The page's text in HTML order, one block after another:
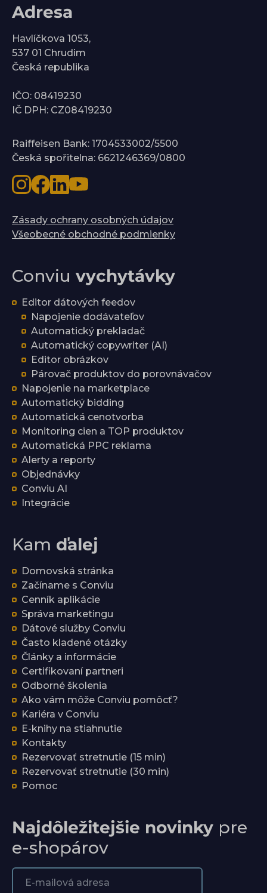
Adresa
Havlíčkova 1053,
537 01 Chrudim
Česká republika
IČO: 08419230
IČ DPH: CZ08419230
Raiffeisen Bank: 1704533002/5500
Česká spořitelna: 6621246369/0800
Zásady ochrany osobných údajov
Všeobecné obchodné podmienky
Conviu vychytávky
Editor dátových feedov
Napojenie dodávateľov
Automatický prekladač
Automatický copywriter (AI)
Editor obrázkov
Párovač produktov do porovnávačov
Napojenie na marketplace
Automatický bidding
Automatická cenotvorba
Monitoring cien a TOP produktov
Automatická PPC reklama
Alerty a reporty
Objednávky
Conviu AI
Integrácie
Kam ďalej
Domovská stránka
Začíname s Conviu
Cenník aplikácie
Správa marketingu
Dátové služby Conviu
Často kladené otázky
Články a informácie
Certifikovaní partneri
Odborné školenia
Ako vám môže Conviu pomôcť?
Kariéra v Conviu
E-knihy na stiahnutie
Kontakty
Rezervovať stretnutie (15 min)
Rezervovať stretnutie (30 min)
Pomoc
Najdôležitejšie novinky pre
e-shopárov